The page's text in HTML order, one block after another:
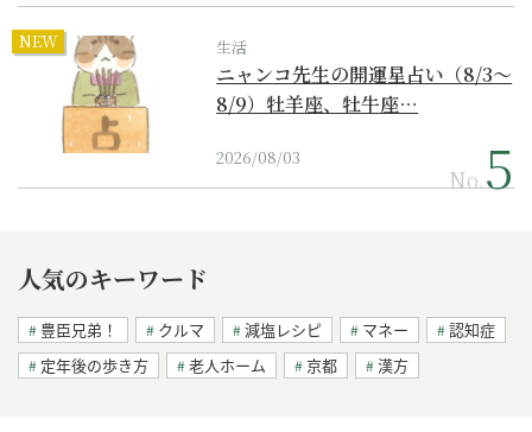
NEW 生活
ニャンコ先生の開運星占い（8/3～
8/9）牡羊座、牡牛座…
2026/08/03
No.
人気のキーワード
豊臣兄弟！ クルマ 減塩レシピ マネー
認知症
定年後の歩き方
老人ホーム 京都 漢方